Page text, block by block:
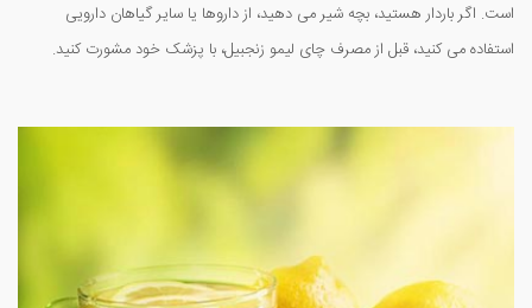
است. اگر باردار هستید، بچه شیر می دهید، از داروها یا سایر گیاهان دارویی
استفاده می کنید، قبل از مصرف چای لیمو زنجبیل، با پزشک خود مشورت کنید.